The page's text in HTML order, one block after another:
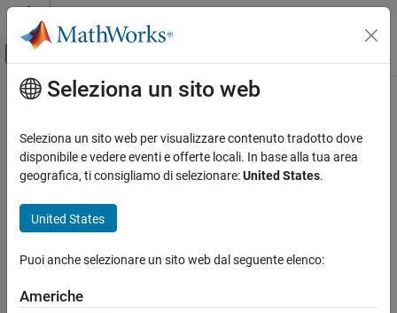
Vai al contenuto
Attiva/disattiva menu di navigazione
Pagina iniziale della documentazione
Contenuto principale
Seleziona un sito web
Seleziona un sito web per visualizzare contenuto tradotto dove
disponibile e vedere eventi e offerte locali. In base alla tua area
geografica, ti consigliamo di selezionare:United States.
United States
Puoi anche selezionare un sito web dal seguente elenco:
Americhe